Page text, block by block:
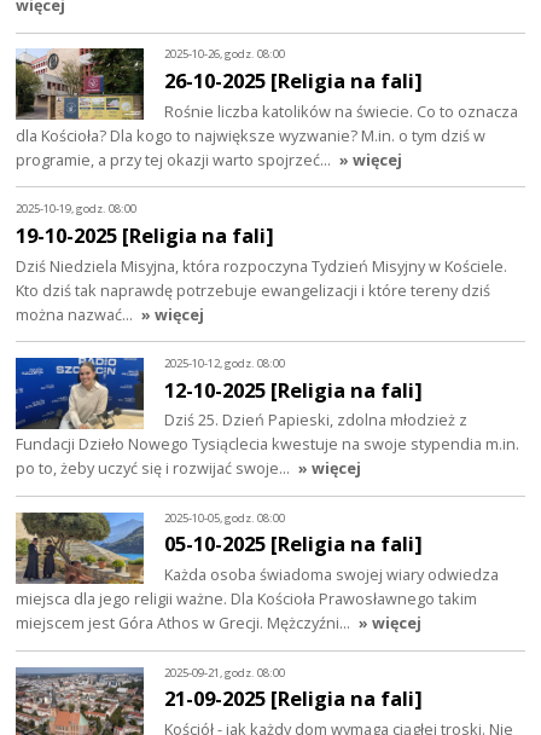
więcej
2025-10-26, godz. 08:00
26-10-2025 [Religia na fali]
Rośnie liczba katolików na świecie. Co to oznacza
dla Kościoła? Dla kogo to największe wyzwanie? M.in. o tym dziś w
programie, a przy tej okazji warto spojrzeć… » więcej
2025-10-19, godz. 08:00
19-10-2025 [Religia na fali]
Dziś Niedziela Misyjna, która rozpoczyna Tydzień Misyjny w Kościele.
Kto dziś tak naprawdę potrzebuje ewangelizacji i które tereny dziś
można nazwać… » więcej
2025-10-12, godz. 08:00
12-10-2025 [Religia na fali]
Dziś 25. Dzień Papieski, zdolna młodzież z
Fundacji Dzieło Nowego Tysiąclecia kwestuje na swoje stypendia m.in.
po to, żeby uczyć się i rozwijać swoje… » więcej
2025-10-05, godz. 08:00
05-10-2025 [Religia na fali]
Każda osoba świadoma swojej wiary odwiedza
miejsca dla jego religii ważne. Dla Kościoła Prawosławnego takim
miejscem jest Góra Athos w Grecji. Mężczyźni… » więcej
2025-09-21, godz. 08:00
21-09-2025 [Religia na fali]
Kościół - jak każdy dom wymaga ciągłej troski. Nie